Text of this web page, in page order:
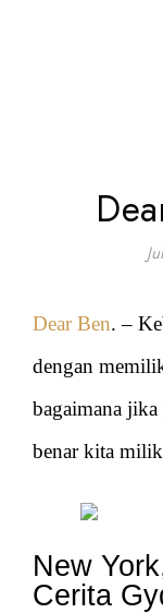
Dear Ben. –
dengan
bagaimana
benar kita
New
Cerita